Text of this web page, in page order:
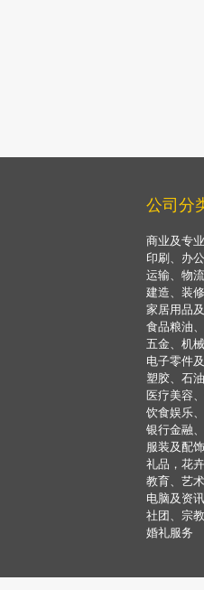
公司分
商业及专
印刷、办
运输、物流
建造、装
家居用品
食品粮油
五金、机
电子零件
塑胶、石
医疗美容
饮食娱乐
银行金融
服装及配
礼品，花
教育、艺
电脑及资
社团、宗
婚礼服务